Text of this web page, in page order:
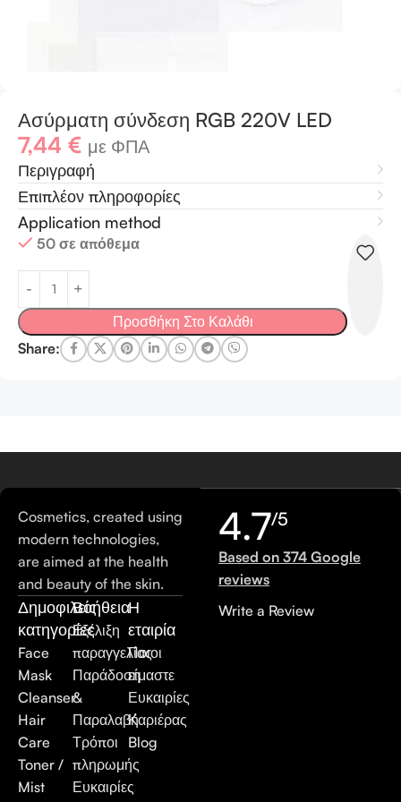
Ασύρματη σύνδεση RGB 220V LED
7,44 € με ΦΠΑ
Περιγραφή
Επιπλέον πληροφορίες
Application method
50 σε απόθεμα
Προσθήκη Στο Καλάθι
Share:
Cosmetics, created using
modern technologies,
are aimed at the health
and beauty of the skin.
Δημοφιλείς
κατηγορίες
Face
Mask
Cleanser
Hair
Care
Toner /
Mist
Βοήθεια
Εξέλιξη
παραγγελίας
Παράδοση
&
Παραλαβή
Τρόποι
πληρωμής
Ευκαιρίες
Η
εταιρία
Ποιοι
είμαστε
Ευκαιρίες
Καριέρας
Blog
4.7/5
Based on 374 Google
reviews
Write a Review